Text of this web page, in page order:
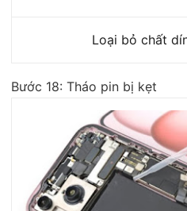
Loại bỏ chất
Bước 18: Tháo pin bị kẹt